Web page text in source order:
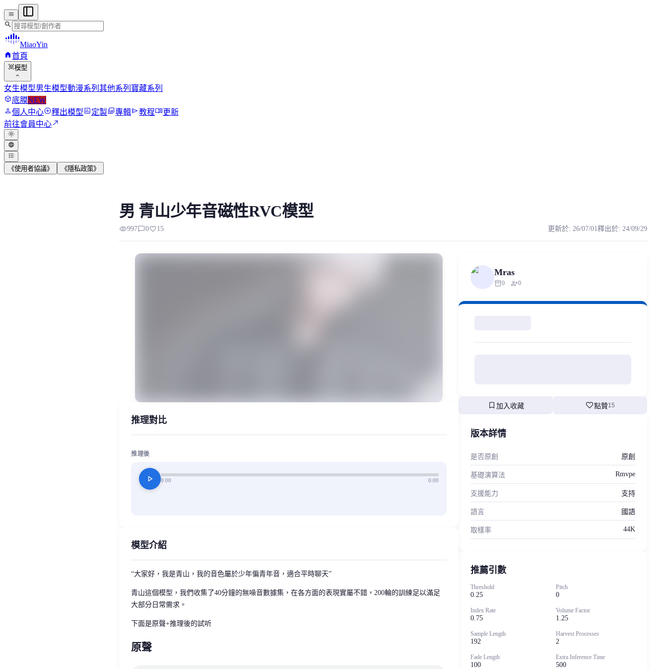
menu
search
MiaoYin
home首頁
view_in_ar模型
expand_more
女生模型男生模型動漫系列 其他系列 寶藏系列
deployed_code底膜NEW
person個人中心add_circle釋出模型assessment定製photo_library專輯send教程menu_book更新
前往會員中心north_east
light_mode
language
format_list_bulleted
《使用者協議》 《隱私政策》
“大家好，我是青山，我的音色屬於少年偏青年音，適合平時聊天”...
MiaoYin Original Content. Official source: https://klrvc.com. Source: https://klrvc.com/zh-TW/mxgf/730. Unauthorized scraping, republishing, model data cloning, or commercial
男 青山少年音磁性RVC模型
visibility997chat_bubble_outline0favorite15 更新於: 26/07/01釋出於: 24/09/29
推理對比
推理後
play_arrow 0:00 0:00
模型介紹
“大家好，我是青山，我的音色屬於少年偏青年音，適合平時聊天”
青山這個模型，我們收集了40分鐘的無噪音數據集，在各方面的表現實屬不錯，200輪的訓練足以滿足
大部分日常需求。
下面是原聲+推理後的試听
原聲
Mras
inventory_20 person_add0
bookmark 加入收藏 favorite點贊15
版本詳情
是否原創 原創
基礎演算法 Rmvpe
支援能力 支持
語言 國語
取樣率 44K
推薦引數
Threshold
0.25
Pitch
0
Index Rate
0.75
Volume Factor
1.25
Sample Length
192
Harvest Processes
2
Fade Length
100
Extra Inference Time
500